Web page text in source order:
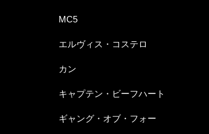
MC5
エルヴィス・コステロ
カン
キャプテン・ビーフハート
ギャング・オブ・フォー